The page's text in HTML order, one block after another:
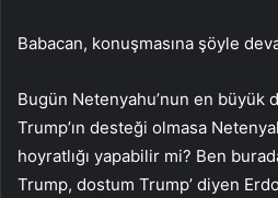
Babacan, konuşmasına şöyle
Bugün Netenyahu’nun en büyük
Trump’ın desteği olmasa
hoyratlığı yapabilir mi? Ben
Trump, dostum Trump’ diyen